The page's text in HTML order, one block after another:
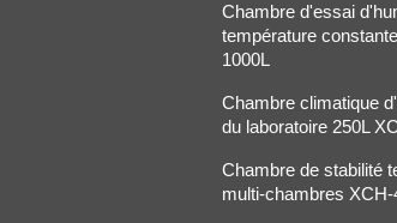
Chambre d'essai
température
1000L
Chambre climatique
du laboratoire 250L
Chambre de stabilité
multi-chambres XCH-